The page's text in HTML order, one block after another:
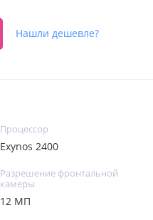
Нашли дешевле?
Процессор
Exynos 2400
Разрешение фронтальной
камеры
12 МП